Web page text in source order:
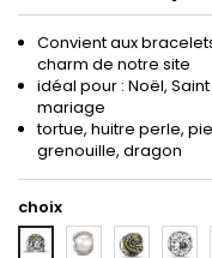
Convient aux
charm de notre site
idéal pour : Noël,
mariage
tortue, huitre perle,
grenouille, dragon
choix
2 3 4